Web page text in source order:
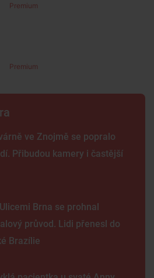
Premium
Premium
ve Znojmě se popralo
Přibudou kamery i častější
Brna se prohnal
průvod. Lidi přenesl do
Brazílie